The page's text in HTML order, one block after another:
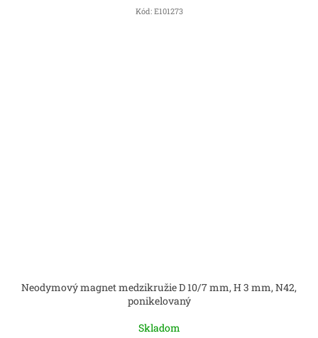
Kód: E101273
Neodymový magnet medzikružie D 10/7 mm, H 3 mm, N42,
ponikelovaný
Skladom